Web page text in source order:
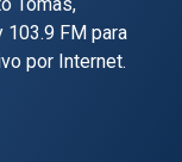
Tomas,
103.9 FM para
por Internet.